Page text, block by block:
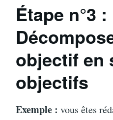
Étape n°3 :
objectif en
objectifs
Exemple : vous êtes